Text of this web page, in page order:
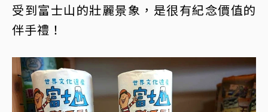
受到富士山的壯麗景象，是很有紀念價值的
伴手禮！